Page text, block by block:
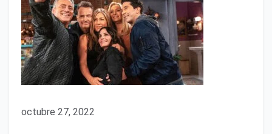
octubre 27, 2022